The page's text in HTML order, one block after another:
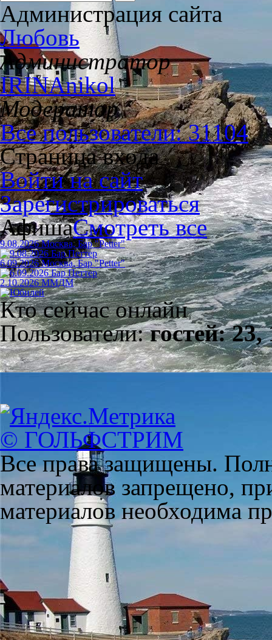
Администрация сайта
Любовь
Администратор
IRINAnikol
Модератор
Все пользователи: 31104
Страница входа
Войти на сайт
Зарегистрироваться
АфишаСмотреть все
9.08.2026 Москва, Бар "Petter"
6.09.2026 Москва, Бар "Petter"
2.10.2026 ММДМ
Кто сейчас онлайн
Пользователи:гостей: 23,
© ГОЛЬФСТРИМ
Все права защищены.
материалов запрещено,
материалов необходима